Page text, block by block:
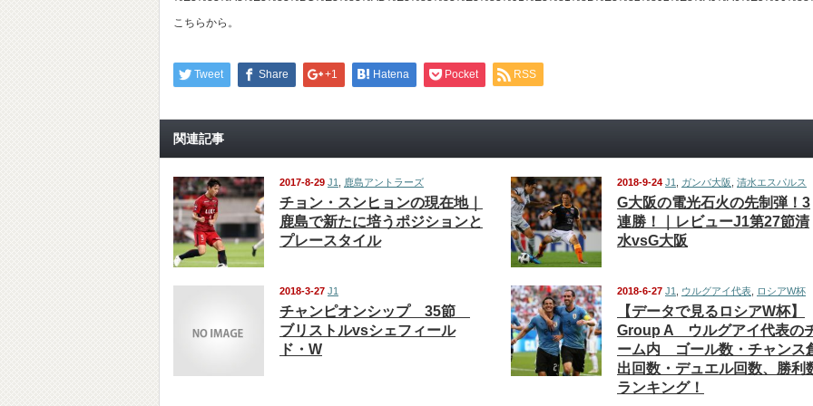
こちらから。
Tweet Share +1 Hatena Pocket RSS
関連記事
2017-8-29 J1 鹿島アントラーズ
チョン・スンヒョンの現在地｜
鹿島で新たに培うポジションと
プレースタイル
2018-9-24 J1 ガンバ大阪 清水エスパルス
G大阪の電光石火の先制弾！3
連勝！｜レビューJ1第27節清
水vsG大阪
2018-3-27 J1
チャンピオンシップ 35節
ブリストルvsシェフィール
ド・W
2018-6-27 J1 ウルグアイ代表 ロシアW杯
【データで見るロシアW杯】
Group A ウルグアイ代表の
ーム内 ゴール数・チャンス
出回数・デュエル回数、勝利
ランキング！